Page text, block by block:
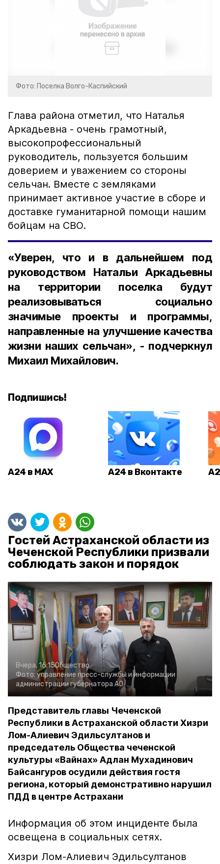
Фото: Поселка Волго-Каспийский
Глава района отметил, что Наталья
Аркадьевна - очень грамотный,
высокопрофессиональный
руководитель, пользуется большим
доверием и уважением со стороны
сельчан. Вместе с земляками
принимает активное участие в сборе и
доставке гуманитарной помощи нашим
бойцам на СВО.
«Уверен, что и в дальнейшем под
руководством Натальи Аркадьевны
на территории поселка будут
реализовываться социально
значимые проекты и программы,
направленные на улучшение качества
жизни наших сельчан», - подчеркнул
Михаил Михайлович.
Подпишись!
А24 в MAX А24 в Вконтакте
Гостей Астраханской области из
Чеченской Республики призвали
соблюдать закон и порядок
Вчера, 16:15Общество
Фото: управление пресс-службы и информации
администрации губернатора АО
Представитель главы Чеченской
Республики в Астраханской области Хизри
Лом-Алиевич Эдильсултанов и
председатель Общества чеченской
культуры «Вайнах» Адлан Мухадинович
Байсангуров осудили действия гостя
региона, который демонстративно нарушил
ПДД в центре Астрахани
Информация об этом инциденте была
освещена в социальных сетях.
Хизри Лом-Алиевич Эдильсултанов